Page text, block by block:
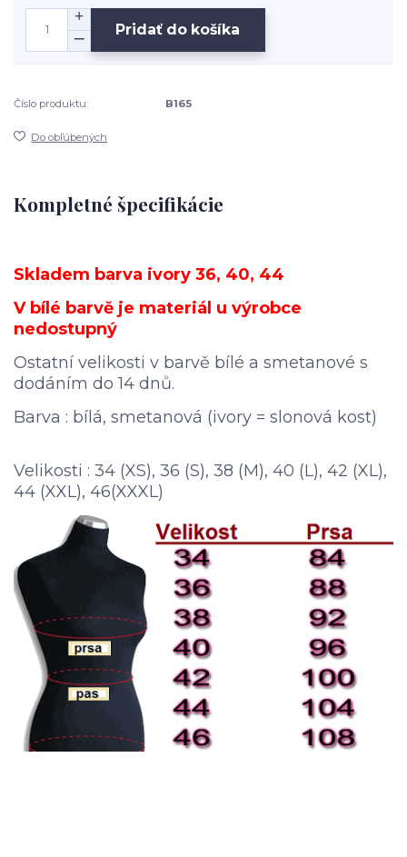
Pridať do košíka
Číslo produktu: B165
Do obľúbených
Kompletné špecifikácie
Skladem barva ivory 36, 40, 44
V bílé barvě je materiál u výrobce
nedostupný
Ostatní velikosti v barvě bílé a smetanové s
dodáním do 14 dnů.
Barva : bílá, smetanová (ivory = slonová kost)
Velikosti : 34 (XS), 36 (S), 38 (M), 40 (L), 42 (XL),
44 (XXL), 46(XXXL)